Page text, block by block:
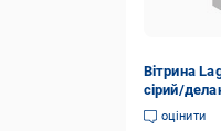
Вітрина
сірий/
мм оцінити